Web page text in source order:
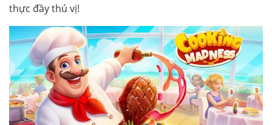
thực đầy thú vị!